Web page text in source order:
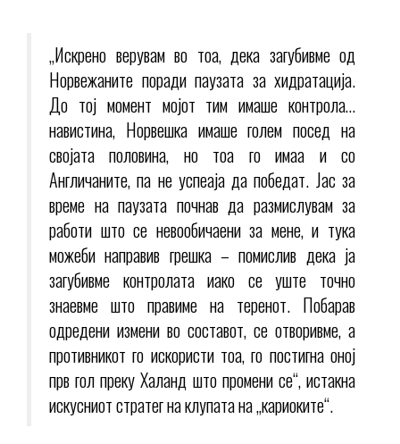
„Искрено верувам во тоа, дека загубивме од
Норвежаните поради паузата за хидратација.
До тој момент мојот тим имаше контрола…
навистина, Норвешка имаше голем посед на
својата половина, но тоа го имаа и со
Англичаните, па не успеаја да победат. Јас за
време на паузата почнав да размислувам за
работи што се невообичаени за мене, и тука
можеби направив грешка – помислив дека ја
загубивме контролата иако се уште точно
знаевме што правиме на теренот. Побарав
одредени измени во составот, се отворивме, а
противникот го искористи тоа, го постигна оној
прв гол преку Халанд што промени се“, истакна
искусниот стратег на клупата на „кариоките“.